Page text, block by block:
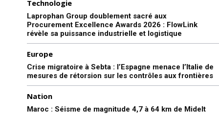
Technologie
Laprophan Group doublement sacré aux
Procurement Excellence Awards 2026 : FlowLink
révèle sa puissance industrielle et logistique
Europe
Crise migratoire à Sebta : l’Espagne menace l’Italie de
mesures de rétorsion sur les contrôles aux frontières
Nation
Maroc : Séisme de magnitude 4,7 à 64 km de Midelt